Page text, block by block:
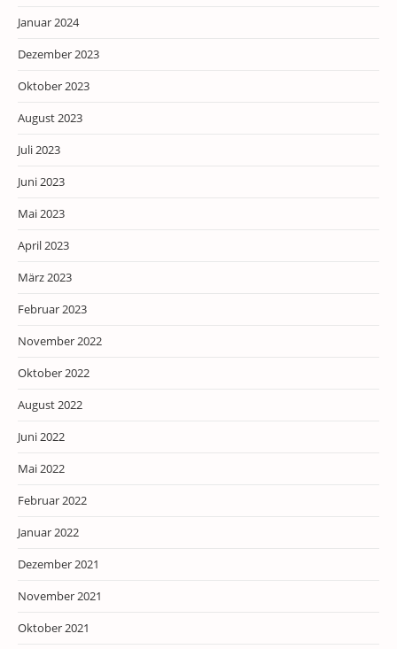
Januar 2024
Dezember 2023
Oktober 2023
August 2023
Juli 2023
Juni 2023
Mai 2023
April 2023
März 2023
Februar 2023
November 2022
Oktober 2022
August 2022
Juni 2022
Mai 2022
Februar 2022
Januar 2022
Dezember 2021
November 2021
Oktober 2021